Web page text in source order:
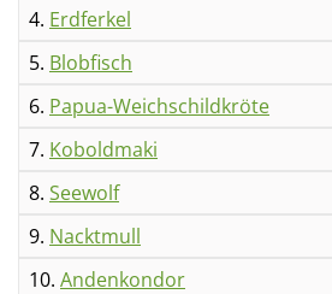
4. Erdferkel
5. Blobfisch
6. Papua-Weichschildkröte
7. Koboldmaki
8. Seewolf
9. Nacktmull
10. Andenkondor